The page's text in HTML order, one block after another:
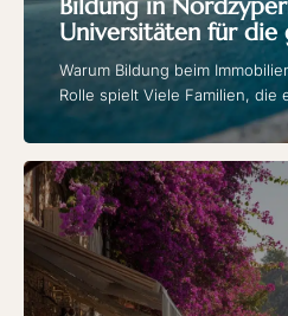
Bildung in
Universitäten für die
Warum Bildung beim
Rolle spielt Viele Familien, die